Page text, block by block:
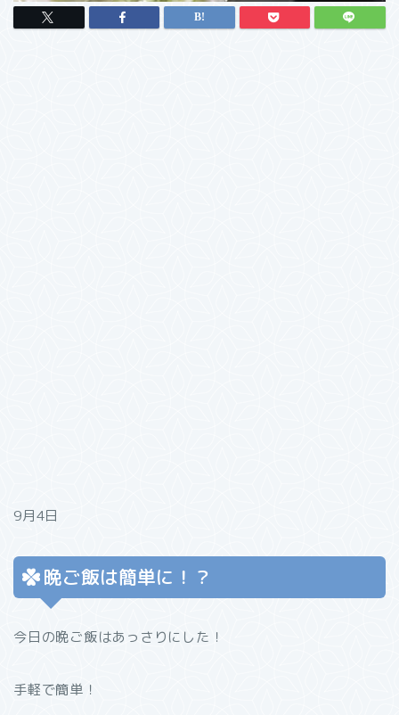
9月4日
晩ご飯は簡単に！？
今日の晩ご飯はあっさりにした！
手軽で簡単！